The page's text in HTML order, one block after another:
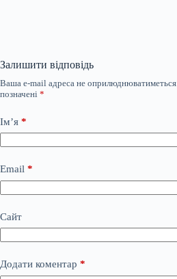
Залишити відповідь
Ваша e-mail адреса не оприлюднюватиметься.
позначені *
Ім’я *
Email *
Сайт
Додати коментар *